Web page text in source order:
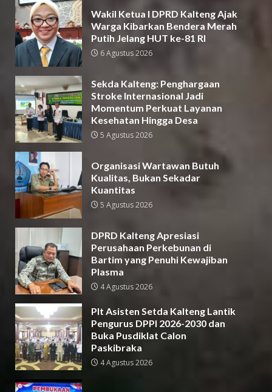
Wakil Ketua I DPRD Kalteng Ajak
Warga Kibarkan Bendera Merah
Putih Jelang HUT ke-81 RI
6 Agustus 2026
Sekda Kalteng: Penghargaan
Stroke Internasional Jadi
Momentum Perkuat Layanan
Kesehatan Hingga Desa
5 Agustus 2026
Organisasi Wartawan Butuh
Kualitas, Bukan Sekadar
Kuantitas
5 Agustus 2026
DPRD Kalteng Apresiasi
Perusahaan Perkebunan di
Bartim yang Penuhi Kewajiban
Plasma
4 Agustus 2026
Plt Asisten Setda Kalteng Lantik
Pengurus DPPI 2026-2030 dan
Buka Pusdiklat Calon
Paskibraka
4 Agustus 2026